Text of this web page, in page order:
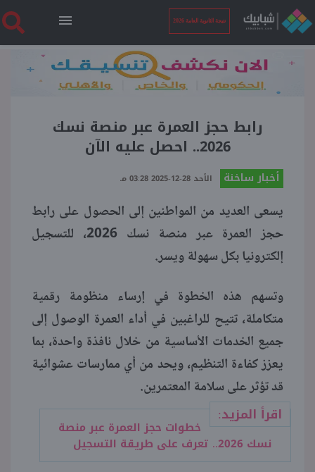
نتيجة الثانوية العامة 2026
الرئيسية
نتيجة الثانوية العامة 2026
فنجان قهوة
بوابة الطلبة
ملفات
منوعات
رابط حجز العمرة عبر منصة نسك
2026.. احصل عليه الآن
أخبار ساخنة الأحد 28-12-2025 03:28 مـ
يسعى العديد من المواطنين إلى الحصول على رابط
حجز العمرة عبر منصة نسك 2026، للتسجيل
إلكترونيا بكل سهولة ويسر.
وتسهم هذه الخطوة في إرساء منظومة رقمية
متكاملة، تتيح للراغبين في أداء العمرة الوصول إلى
جميع الخدمات الأساسية من خلال نافذة واحدة، بما
يعزز كفاءة التنظيم، ويحد من أي ممارسات عشوائية
قد تؤثر على سلامة المعتمرين.
اقرأ المزيد:
خطوات حجز العمرة عبر منصة
نسك 2026.. تعرف على طريقة التسجيل